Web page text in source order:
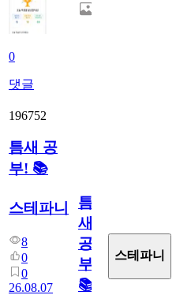
0
댓글
196752
틈새 공
부! 📚
스테파니
8
0
0
26.08.07
틈
새
공
부!
📚
스테파니